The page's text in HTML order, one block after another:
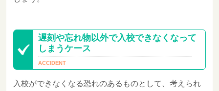
遅刻や忘れ物以外で入校できなくなって
しまうケース
入校ができなくなる恐れのあるものとして、考えられ